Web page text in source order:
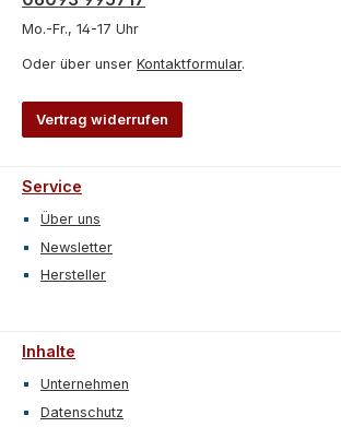
Mo.-Fr., 14-17 Uhr
Oder über unser Kontaktformular.
Vertrag widerrufen
Service
Über uns
Newsletter
Hersteller
Inhalte
Unternehmen
Datenschutz